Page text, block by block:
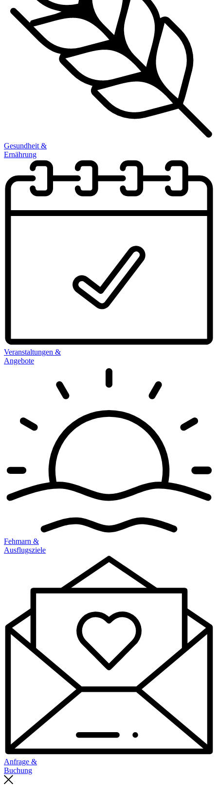
Gesundheit &
Ernährung
Veranstaltungen &
Angebote
Fehmarn &
Ausflugsziele
Anfrage &
Buchung